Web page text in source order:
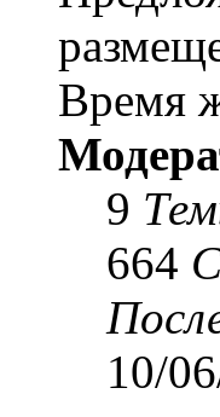
Время
9
664
10/